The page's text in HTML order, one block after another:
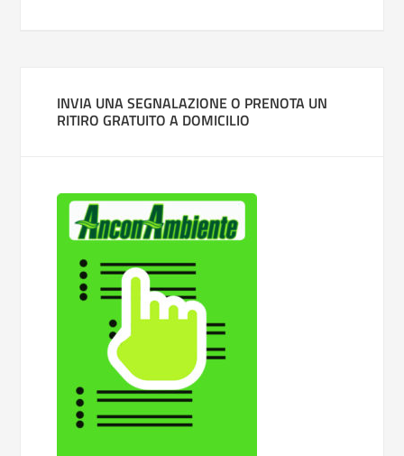
INVIA UNA SEGNALAZIONE O PRENOTA UN
RITIRO GRATUITO A DOMICILIO